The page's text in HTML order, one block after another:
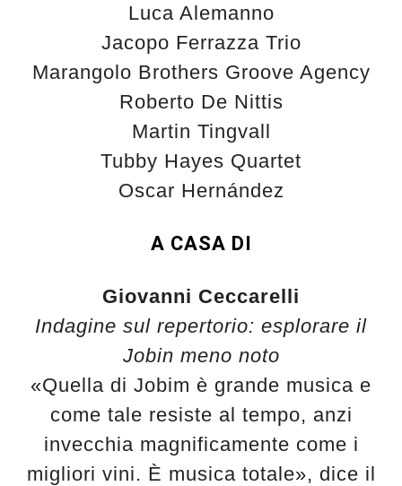
Luca Alemanno
Jacopo Ferrazza Trio
Marangolo Brothers Groove Agency
Roberto De Nittis
Martin Tingvall
Tubby Hayes Quartet
Oscar Hernández
A CASA DI
Giovanni Ceccarelli
Indagine sul repertorio: esplorare il
Jobin meno noto
«Quella di Jobim è grande musica e
come tale resiste al tempo, anzi
invecchia magnificamente come i
migliori vini. È musica totale», dice il